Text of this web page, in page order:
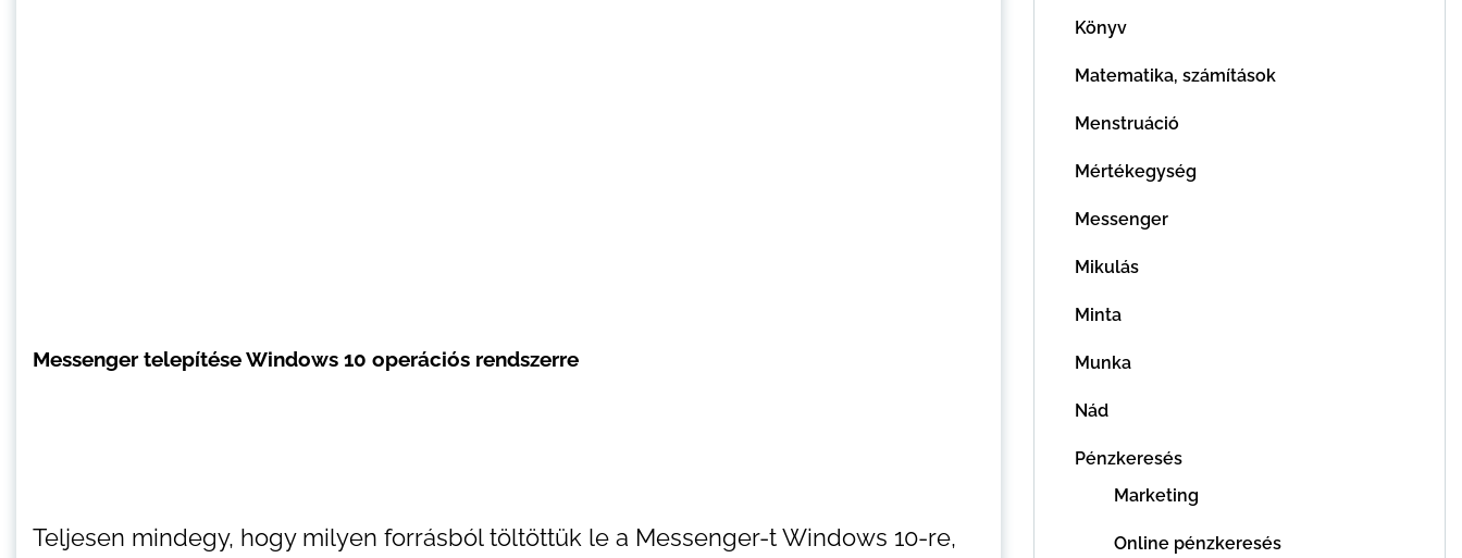
Messenger telepítése Windows 10 operációs rendszerre
Teljesen mindegy, hogy milyen forrásból töltöttük le a Messenger-t Windows 10-re,
Könyv
Matematika, számítások
Menstruáció
Mértékegység
Messenger
Mikulás
Minta
Munka
Nád
Pénzkeresés
Marketing
Online pénzkeresés